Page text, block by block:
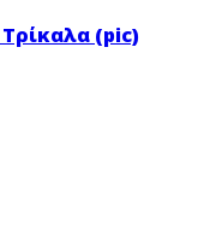
(pic)